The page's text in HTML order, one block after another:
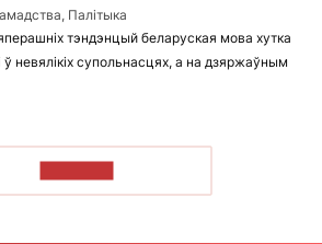
Палітыка
тэндэнцый беларуская мова хутка
невялікіх супольнасцях, а на дзяржаўным